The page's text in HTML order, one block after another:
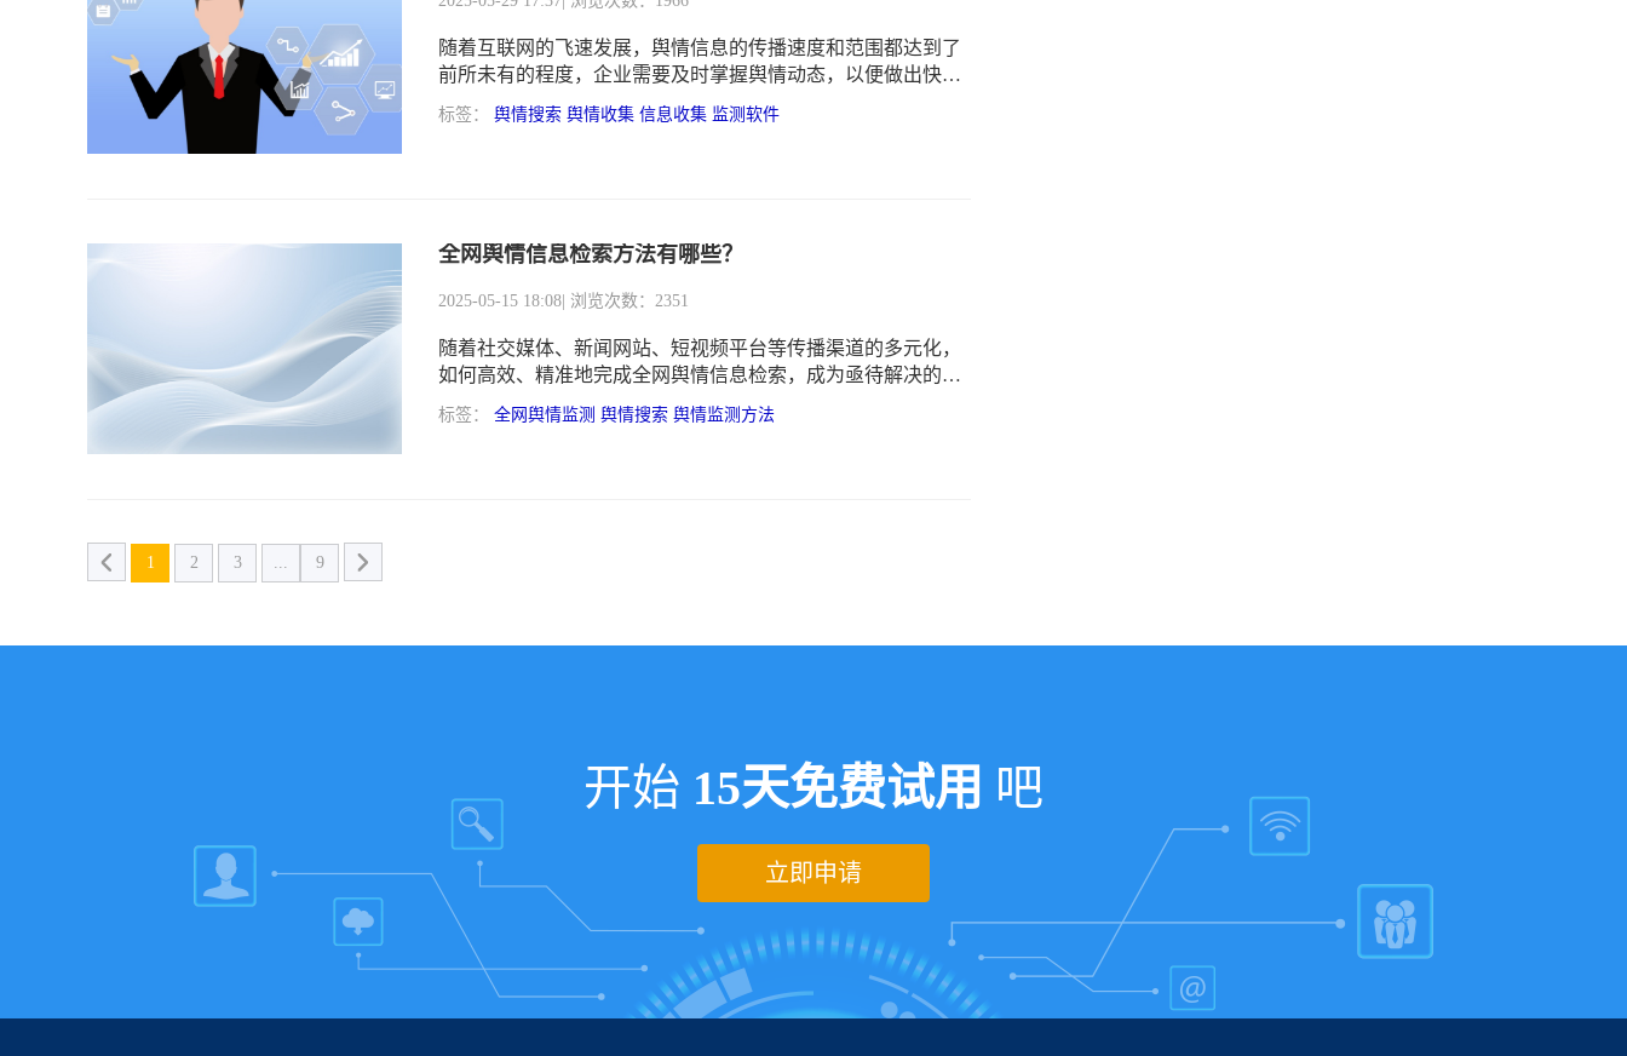
随着互联网的飞速发展，舆情信息的传播速度和范围都达到了
前所未有的程度，企业需要及时掌握舆情动态，以便做出快速
且有效的应对。在这种背景下，可以搜集舆情热点的软件-识微
商情，成为了企业不可或缺的工具。
标签： 舆情搜索 舆情收集 信息收集 监测软件
全网舆情信息检索方法有哪些？
2025-05-15 18:08 | 浏览次数：2351
随着社交媒体、新闻网站、短视频平台等传播渠道的多元化，
如何高效、精准地完成全网舆情信息检索，成为亟待解决的难
题。
标签： 全网舆情监测 舆情搜索 舆情监测方法
1 2 3 ... 9
开始 15天免费试用 吧
立即申请